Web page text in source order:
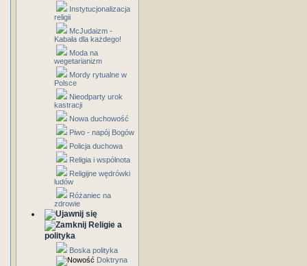
Instytucjonalizacja
religii
McJudaizm -
Kabała dla każdego!
Moda na
wegetarianizm
Mordy rytualne w
Polsce
Nieodparty urok
kastracji
Nowa duchowość
Piwo - napój Bogów
Policja duchowa
Religia i wspólnota
Religijne wędrówki
ludów
Różaniec na
zdrowie
Religie a
polityka
Boska polityka
Doktryna